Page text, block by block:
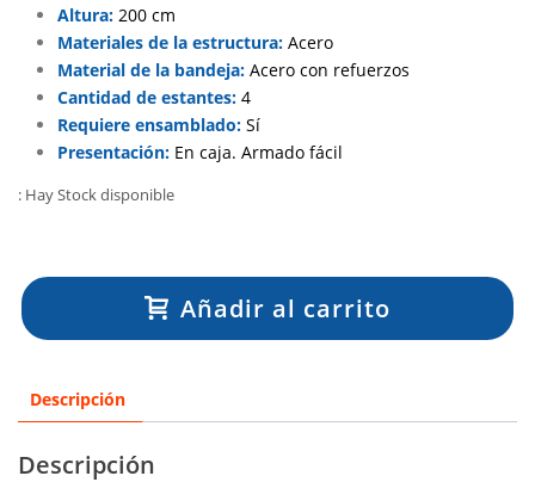
Altura: 200 cm
Materiales de la estructura: Acero
Material de la bandeja: Acero con refuerzos
Cantidad de estantes: 4
Requiere ensamblado: Sí
Presentación: En caja. Armado fácil
: Hay Stock disponible
Añadir al carrito
Descripción
Descripción